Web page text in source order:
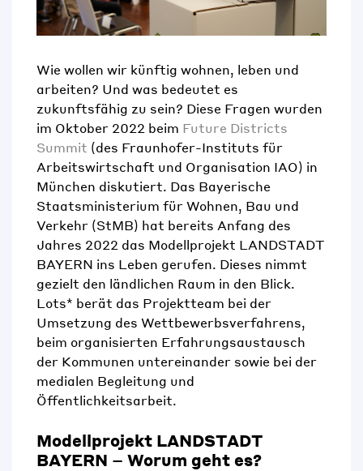
Wiewollen wir künftig wohnen, leben und
arbeiten? Und was bedeutet es
zukunftsfähig zu sein? Diese Fragen wurden
im Oktober 2022 beim Future Districts
Summit (des Fraunhofer-Instituts für
Arbeitswirtschaft und Organisation IAO) in
München diskutiert. Das Bayerische
Staatsministerium für Wohnen, Bau und
Verkehr (StMB) hat bereits Anfang des
Jahres 2022 das Modellprojekt LANDSTADT
BAYERN ins Leben gerufen. Dieses nimmt
gezielt den ländlichen Raum in den Blick.
Lots* berät das Projektteam bei der
Umsetzung des Wettbewerbsverfahrens,
beim organisierten Erfahrungsaustausch
der Kommunen untereinander sowie bei der
medialen Begleitung und
Öffentlichkeitsarbeit.
Modellprojekt LANDSTADT
BAYERN – Worum geht es?